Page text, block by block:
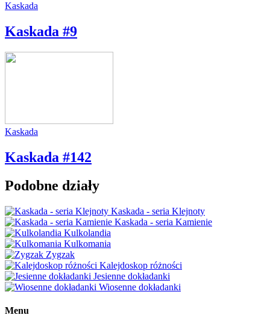
Kaskada
Kaskada #9
Kaskada
Kaskada #142
Podobne działy
Kaskada - seria Klejnoty
Kaskada - seria Kamienie
Kulkolandia
Kulkomania
Zygzak
Kalejdoskop różności
Jesienne dokładanki
Wiosenne dokładanki
Menu